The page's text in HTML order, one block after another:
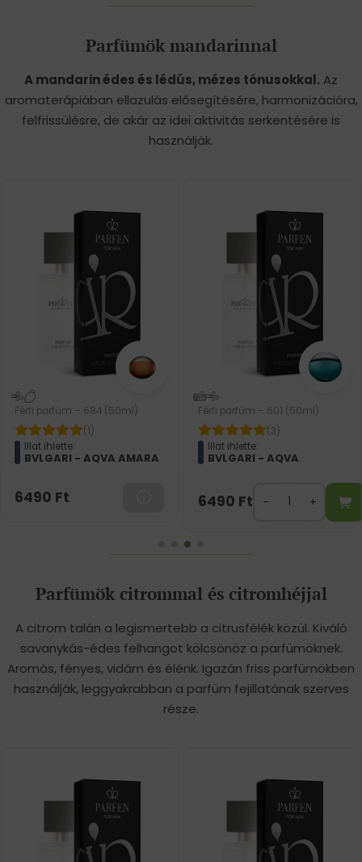
Parfümök mandarinnal
A mandarin édes és lédús, mézes tónusokkal. Az
aromaterápiában ellazulás elősegítésére, harmonizációra,
felfrissülésre, de akár az idei aktivitás serkentésére is
használják.
Férfi parfüm – 684 (50ml)
(1)
Illat ihlette:
BVLGARI - AQVA AMARA
6490 Ft
Férfi parfüm – 601 (50ml)
(3)
Illat ihlette:
BVLGARI - AQVA
6490 Ft
Parfümök citrommal és citromhéjjal
A citrom talán a legismertebb a citrusfélék közül. Kiváló
savanykás-édes felhangot kölcsönöz a parfümöknek.
Aromás, fényes, vidám és élénk. Igazán friss parfümökben
használják, leggyakrabban a parfüm fejillatának szerves
része.